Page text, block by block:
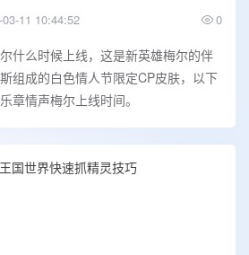
11 10:44:52 0
什么时候上线，这是新英雄梅尔的伴
组成的白色情人节限定CP皮肤，以下
章情声梅尔上线时间。